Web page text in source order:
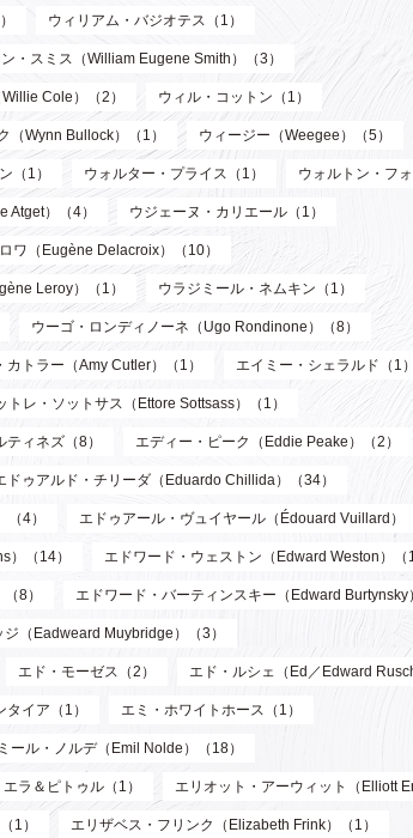
ウィリアム・バジオテス（1）
・スミス（William Eugene Smith）（3）
Cole）（2） ウィル・コットン（1）
（Wynn Bullock）（1） ウィージー（Weegee）（5）
（1） ウォルター・プライス（1） ウォルトン・フ
Atget）（4） ウジェーヌ・カリエール（1）
ワ（Eugène Delacroix）（10）
Leroy）（1） ウラジミール・ネムキン（1）
ウーゴ・ロンディノーネ（Ugo Rondinone）（8）
カトラー（Amy Cutler）（1） エイミー・シェラルド（1
トレ・ソットサス（Ettore Sottsass）（1）
ィネズ（8） エディー・ピーク（Eddie Peake）（2）
ドゥアルド・チリーダ（Eduardo Chillida）（34）
4） エドゥアール・ヴュイヤール（Édouard Vuillard）
）（14） エドワード・ウェストン（Edward Weston）（
8） エドワード・バーティンスキー（Edward Burtynsky
（Eadweard Muybridge）（3）
エド・モーゼス（2） エド・ルシェ（Ed／Edward
イア（1） エミ・ホワイトホース（1）
ール・ノルデ（Emil Nolde）（18）
エラ＆ピトゥル（1） エリオット・アーウィット（Elliott
1） エリザベス・フリンク（Elizabeth Frink）（1）